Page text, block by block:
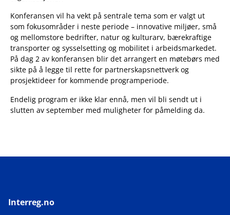
Konferansen vil ha vekt på sentrale tema som er valgt ut
som fokusområder i neste periode – innovative miljøer, små
og mellomstore bedrifter, natur og kulturarv, bærekraftige
transporter og sysselsetting og mobilitet i arbeidsmarkedet.
På dag 2 av konferansen blir det arrangert en møtebørs med
sikte på å legge til rette for partnerskapsnettverk og
prosjektideer for kommende programperiode.
Endelig program er ikke klar ennå, men vil bli sendt ut i
slutten av september med muligheter for påmelding da.
Interreg.no